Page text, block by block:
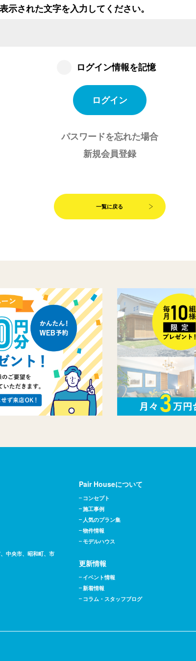
示された文字を入力してください。
ログイン情報を記憶
パスワードを忘れた場合
新規会員登録
一覧に戻る
中央市、昭和町、市
Pair Houseについて
コンセプト
施工事例
人気のプラン集
物件情報
モデルハウス
更新情報
イベント情報
新着情報
コラム・スタッフブログ